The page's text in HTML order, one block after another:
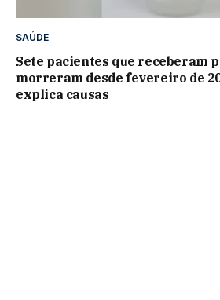
SAÚDE
Sete pacientes que receberam
morreram desde fevereiro de
explica causas